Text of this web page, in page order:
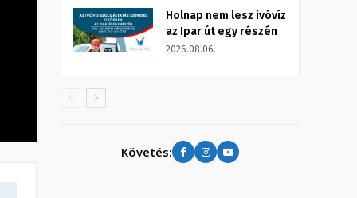
Holnap nem lesz ivóvíz
az Ipar út egy részén
2026.08.06.
Követés: